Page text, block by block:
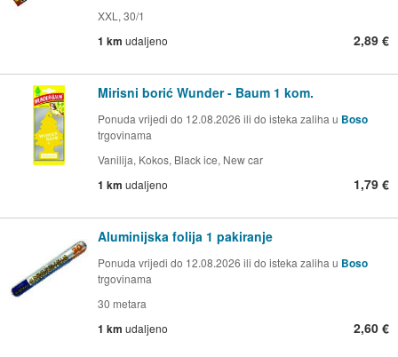
XXL, 30/1
1 km udaljeno 2,89 €
Mirisni borić Wunder - Baum 1 kom.
Ponuda vrijedi do 12.08.2026 ili do isteka zaliha u Boso
trgovinama
Vanilija, Kokos, Black ice, New car
1 km udaljeno 1,79 €
Aluminijska folija 1 pakiranje
Ponuda vrijedi do 12.08.2026 ili do isteka zaliha u Boso
trgovinama
30 metara
1 km udaljeno 2,60 €